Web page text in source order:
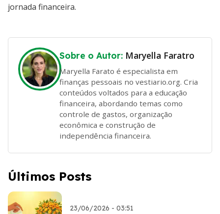
jornada financeira.
Sobre o Autor: Maryella Faratro
Maryella Farato é especialista em
finanças pessoais no vestiario.org. Cria
conteúdos voltados para a educação
financeira, abordando temas como
controle de gastos, organização
econômica e construção de
independência financeira.
Últimos Posts
23/06/2026 - 03:51